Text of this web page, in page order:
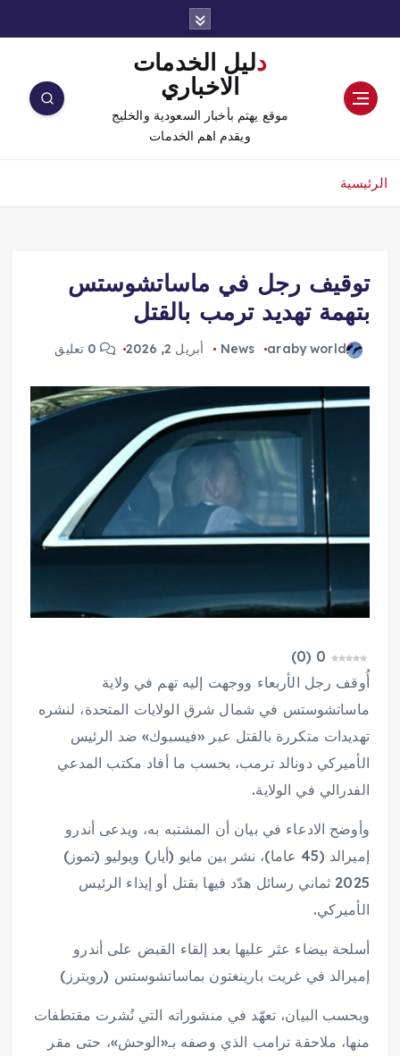
دليل الخدمات
الاخباري
موقع يهتم بأخبار السعودية والخليج
ويقدم اهم الخدمات
الرئيسية
توقيف رجل في ماساتشوستس
بتهمة تهديد ترمب بالقتل
araby world
News أبريل 2, 2026
0
(
0
)
أُوقف رجل الأربعاء ووجهت إليه تهم في ولاية
ماساتشوستس في شمال شرق الولايات المتحدة، لنشره
تهديدات متكررة بالقتل عبر «فيسبوك» ضد الرئيس
الأميركي دونالد ترمب، بحسب ما أفاد مكتب المدعي
الفدرالي في الولاية.
وأوضح الادعاء في بيان أن المشتبه به، ويدعى أندرو
إميرالد (45 عاما)، نشر بين مايو (أيار) ويوليو (تموز)
2025 ثماني رسائل هدّد فيها بقتل أو إيذاء الرئيس
الأميركي.
أسلحة بيضاء عثر عليها بعد إلقاء القبض على أندرو
إميرالد في غريت بارينغتون بماساتشوستس (رويترز)
وبحسب البيان، تعهّد في منشوراته التي نُشرت مقتطفات
منها، ملاحقة ترامب الذي وصفه بـ«الوحش»، حتى مقر